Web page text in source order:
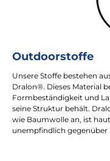
Outdoorstoffe
Unsere Stoffe bestehen
Dralon®. Dieses Material
Formbeständigkeit und
seine Struktur behält.
wie Baumwolle an, ist
unempfindlich gegenüber